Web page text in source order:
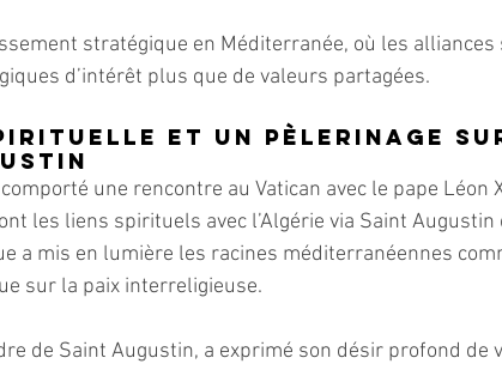
stratégique en Méditerranée, où les alliances
d’intérêt plus que de valeurs partagées.
et Un pèlerinage
une rencontre au Vatican avec le pape Léon
les liens spirituels avec l’Algérie via Saint Augustin
a mis en lumière les racines méditerranéennes
sur la paix interreligieuse.
de Saint Augustin, a exprimé son désir profond de